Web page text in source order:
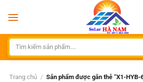
qua
dungTìm
kiếm:
Trang chủ / Sản phẩm được gắn thẻ “X1-